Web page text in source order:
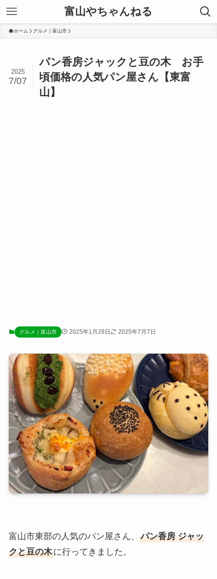
富山やちゃんねる
ホーム グルメ｜富山市
パン香房ジャックと豆の木 お手
頃価格の人気パン屋さん【東富
山】
2025
7/07
グルメ｜富山市 2025年1月28日 2025年7月7日
富山市東部の人気のパン屋さん、 パン香房 ジャッ
クと豆の木に行ってきました。